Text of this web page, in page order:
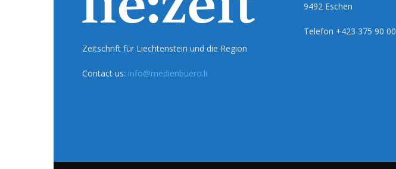
Zeitschrift für Liechtenstein und die Region
Contact us: info@medienbuero.li
9492 Eschen
Telefon +423 375 90 00